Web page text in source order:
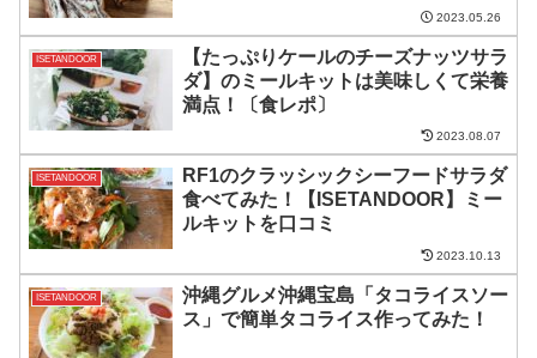
2023.05.26
ISETANDOOR
【たっぷりケールのチーズナッツサラ
ダ】のミールキットは美味しくて栄養
満点！〔食レポ〕
2023.08.07
ISETANDOOR
RF1のクラッシックシーフードサラダ
食べてみた！【ISETANDOOR】ミー
ルキットを口コミ
2023.10.13
ISETANDOOR
沖縄グルメ沖縄宝島「タコライスソー
ス」で簡単タコライス作ってみた！